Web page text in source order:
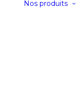
Nos produits